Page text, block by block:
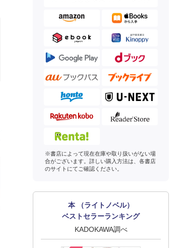
※書店によって現在在庫や取り扱いがない場
合がございます。詳しい購入方法は、各書店
のサイトにてご確認ください。
本 （ライトノベル）
ベストセラーランキング
KADOKAWA調べ